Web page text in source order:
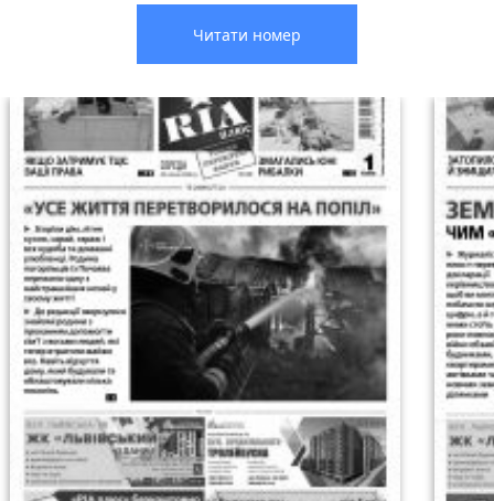
Читати номер